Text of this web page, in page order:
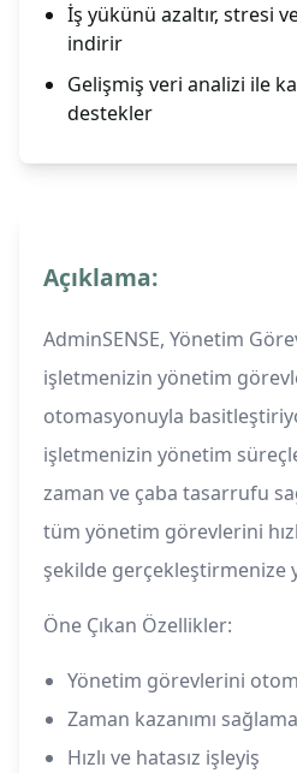
İş yükünü azaltır, stresi
indirir
Gelişmiş veri analizi ile
destekler
Açıklama:
AdminSENSE, Yönetim
işletmenizin yönetim
otomasyonuyla
işletmenizin yönetim
zaman ve çaba tasarrufu
tüm yönetim görevlerini
şekilde gerçekleştirmenize
Öne Çıkan Özellikler:
Yönetim görevlerini
Zaman kazanımı sağlama
Hızlı ve hatasız işleyiş